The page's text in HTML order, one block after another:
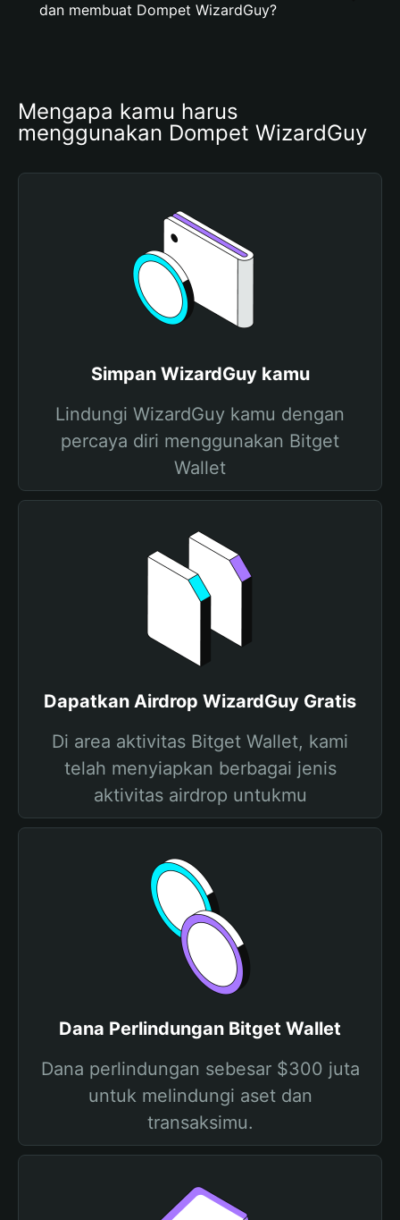
dan membuat Dompet WizardGuy?
Mengapa kamu harus
menggunakan Dompet WizardGuy
Simpan WizardGuy kamu
Lindungi WizardGuy kamu dengan
percaya diri menggunakan Bitget
Wallet
Dapatkan Airdrop WizardGuy Gratis
Di area aktivitas Bitget Wallet, kami
telah menyiapkan berbagai jenis
aktivitas airdrop untukmu
Dana Perlindungan Bitget Wallet
Dana perlindungan sebesar $300 juta
untuk melindungi aset dan
transaksimu.